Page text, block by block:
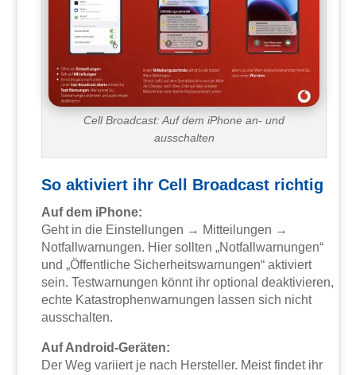
Cell Broadcast: Auf dem iPhone an- und
ausschalten
So aktiviert ihr Cell Broadcast richtig
Auf dem iPhone:
Geht in die Einstellungen → Mitteilungen →
Notfallwarnungen. Hier sollten „Notfallwarnungen“
und „Öffentliche Sicherheitswarnungen“ aktiviert
sein. Testwarnungen könnt ihr optional deaktivieren,
echte Katastrophenwarnungen lassen sich nicht
ausschalten.
Auf Android-Geräten:
Der Weg variiert je nach Hersteller. Meist findet ihr